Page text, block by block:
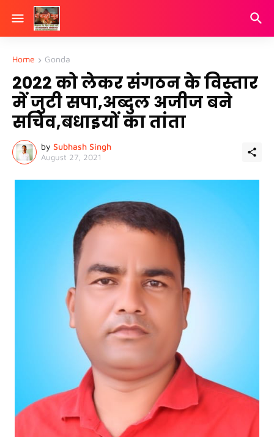
Home Gonda
2022 को लेकर संगठन के विस्तार
में जुटी सपा,अब्दुल अजीज बने
सचिव,बधाइयों का तांता
by Subhash Singh
August 27, 2021